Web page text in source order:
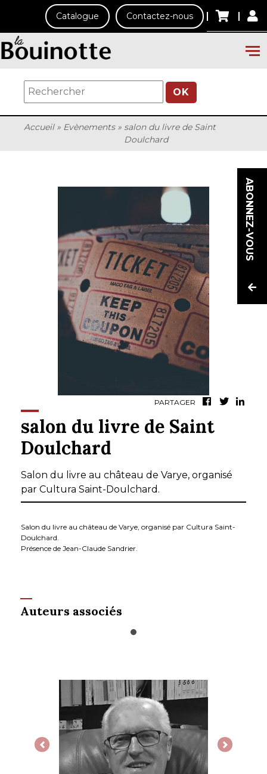
Catalogue Contactez-nous
OK
Accueil» Evènements» salon du livre de Saint
Doulchard
ABONNEZ-VOUS
salon du livre de Saint
Doulchard
PARTAGER
Salon du livre au château de Varye, organisé
par Cultura Saint-Doulchard.
Salon du livre au château de Varye, organisé par Cultura Saint-
Doulchard.
Présence de Jean-Claude Sandrier.
Auteurs associés
Previous Next